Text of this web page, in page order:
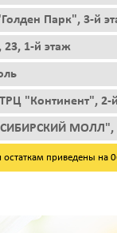
Парк", 3-й
1-й этаж
"Континент", 2-
МОЛЛ",
приведены на